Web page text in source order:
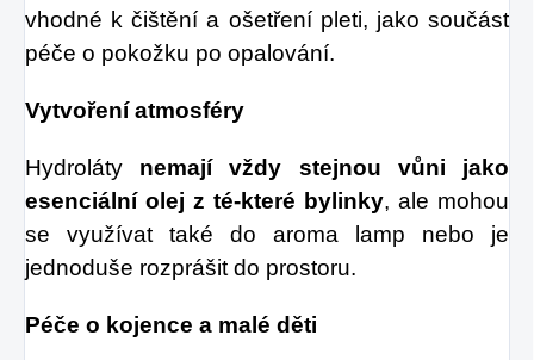
vhodné k čištění a ošetření pleti, jako součást
péče o pokožku po opalování.
Vytvoření atmosféry
Hydroláty nemají vždy stejnou vůni jako
esenciální olej z té-které bylinky, ale mohou
se využívat také do aroma lamp nebo je
jednoduše rozprášit do prostoru.
Péče o kojence a malé děti